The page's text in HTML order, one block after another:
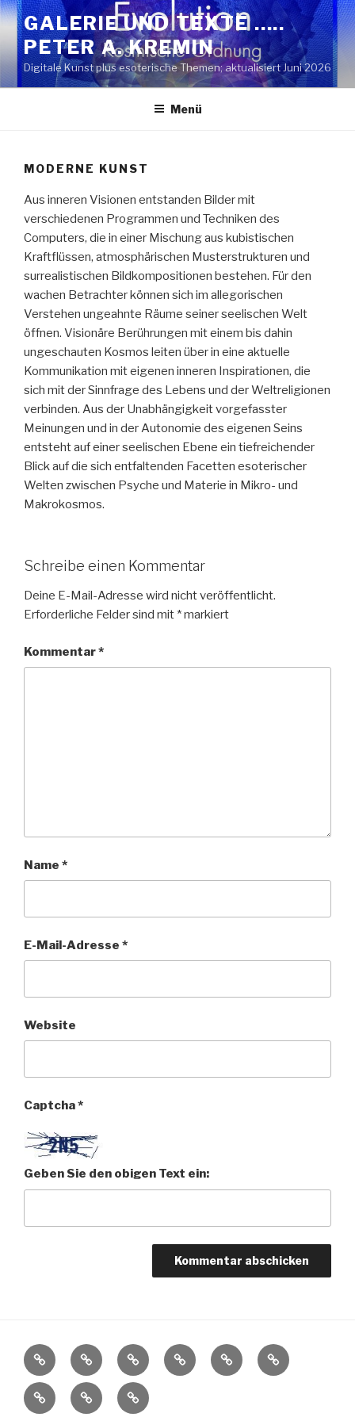
Zum
Inhalt
springen
GALERIE UND TEXTE …..
PETER A. KREMIN
Digitale Kunst plus esoterische Themen; aktualisiert Juni 2026
Menü
MODERNE KUNST
Aus inneren Visionen entstanden Bilder mit
verschiedenen Programmen und Techniken des
Computers, die in einer Mischung aus kubistischen
Kraftflüssen, atmosphärischen Musterstrukturen und
surrealistischen Bildkompositionen bestehen. Für den
wachen Betrachter können sich im allegorischen
Verstehen ungeahnte Räume seiner seelischen Welt
öffnen. Visionäre Berührungen mit einem bis dahin
ungeschauten Kosmos leiten über in eine aktuelle
Kommunikation mit eigenen inneren Inspirationen, die
sich mit der Sinnfrage des Lebens und der Weltreligionen
verbinden. Aus der Unabhängigkeit vorgefasster
Meinungen und in der Autonomie des eigenen Seins
entsteht auf einer seelischen Ebene ein tiefreichender
Blick auf die sich entfaltenden Facetten esoterischer
Welten zwischen Psyche und Materie in Mikro- und
Makrokosmos.
Schreibe einen Kommentar
Deine E-Mail-Adresse wird nicht veröffentlicht.
Erforderliche Felder sind mit *markiert
Kommentar*
Name *
E-Mail-Adresse *
Website
Captcha*
Geben Sie den obigen Text ein:
StartseiteVita Galerie Bilder
+
Buch
SehnsuchtEvolution
Wahrnehmung
Freie
Philosophie
Kontakt